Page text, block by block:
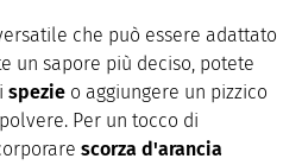
che può essere adattato
un sapore più deciso, potete
spezie o aggiungere un pizzico
Per un tocco di
scorza d'arancia